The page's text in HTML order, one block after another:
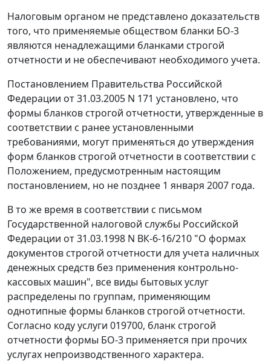
Налоговым органом не представлено доказательств
того, что применяемые обществом бланки БО-3
являются ненадлежащими бланками строгой
отчетности и не обеспечивают необходимого учета.
Постановлением Правительства Российской
Федерации от 31.03.2005 N 171 установлено, что
формы бланков строгой отчетности, утвержденные в
соответствии с ранее установленными
требованиями, могут применяться до утверждения
форм бланков строгой отчетности в соответствии с
Положением, предусмотренным настоящим
постановлением, но не позднее 1 января 2007 года.
В то же время в соответствии с письмом
Государственной налоговой службы Российской
Федерации от 31.03.1998 N ВК-6-16/210 "О формах
документов строгой отчетности для учета наличных
денежных средств без применения контрольно-
кассовых машин", все виды бытовых услуг
распределены по группам, применяющим
однотипные формы бланков строгой отчетности.
Согласно коду услуги 019700, бланк строгой
отчетности формы БО-3 применяется при прочих
услугах непроизводственного характера.